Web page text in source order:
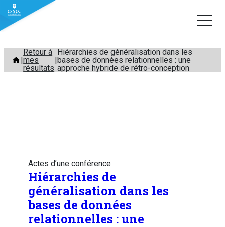
Aller
contenu
Retour à
mes
résultats
Hiérarchies de généralisation dans les
bases de données relationnelles : une
approche hybride de rétro-conception
Actes d’une conférence
Hiérarchies de
généralisation dans les
bases de données
relationnelles : une